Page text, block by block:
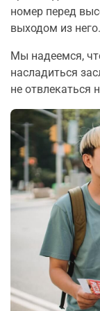
номер перед
выходом из него.
Мы надеемся,
насладиться
не отвлекаться